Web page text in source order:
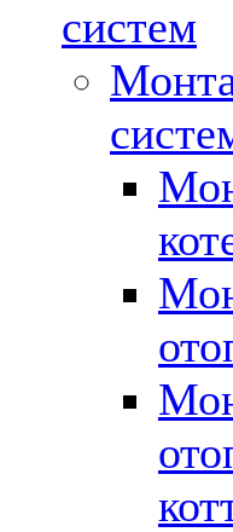
систем